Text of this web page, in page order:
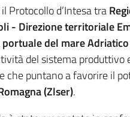
Protocollo d’Intesa tra
- Direzione territoriale
portuale del mare
del sistema produttivo
che puntano a favorire il
(Zlser).